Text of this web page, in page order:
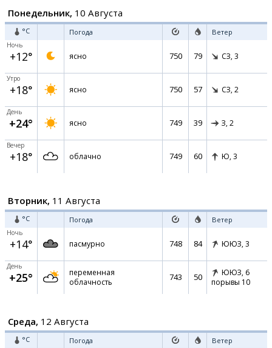
Понедельник, 10 Августа
°C Погода Ветер
Ночь
+12° ясно 750 79 СЗ, 3
Утро
+18° ясно 750 57 СЗ, 2
День
+24° ясно 749 39 З, 2
Вечер
+18° облачно 749 60 Ю, 3
Вторник, 11 Августа
°C Погода Ветер
Ночь
+14° пасмурно 748 84 ЮЮЗ, 3
День
+25°
переменная
облачность
743 50 ЮЮЗ, 6
порывы 10
Среда, 12 Августа
°C Погода Ветер